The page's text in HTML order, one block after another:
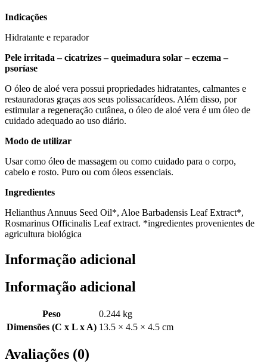
Indicações
Hidratante e reparador
Pele irritada – cicatrizes – queimadura solar – eczema –
psoríase
O óleo de aloé vera possui propriedades hidratantes, calmantes e
restauradoras graças aos seus polissacarídeos. Além disso, por
estimular a regeneração cutânea, o óleo de aloé vera é um óleo de
cuidado adequado ao uso diário.
Modo de utilizar
Usar como óleo de massagem ou como cuidado para o corpo,
cabelo e rosto. Puro ou com óleos essenciais.
Ingredientes
Helianthus Annuus Seed Oil*, Aloe Barbadensis Leaf Extract*,
Rosmarinus Officinalis Leaf extract. *ingredientes provenientes de
agricultura biológica
Informação adicional
Informação adicional
Peso
0.244 kg
Dimensões (C x L x A) 13.5 × 4.5 × 4.5 cm
Avaliações (0)